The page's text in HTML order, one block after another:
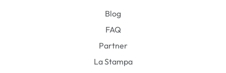
Blog
FAQ
Partner
La Stampa